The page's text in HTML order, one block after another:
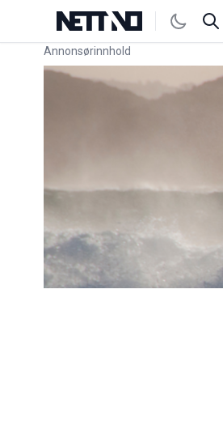
Annonsørinnhold
Link for annonse